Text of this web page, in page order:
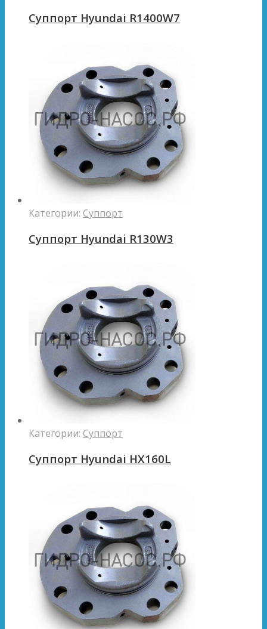
Суппорт Hyundai R1400W7
Категории: Суппорт
Суппорт Hyundai R130W3
Категории: Суппорт
Суппорт Hyundai HX160L